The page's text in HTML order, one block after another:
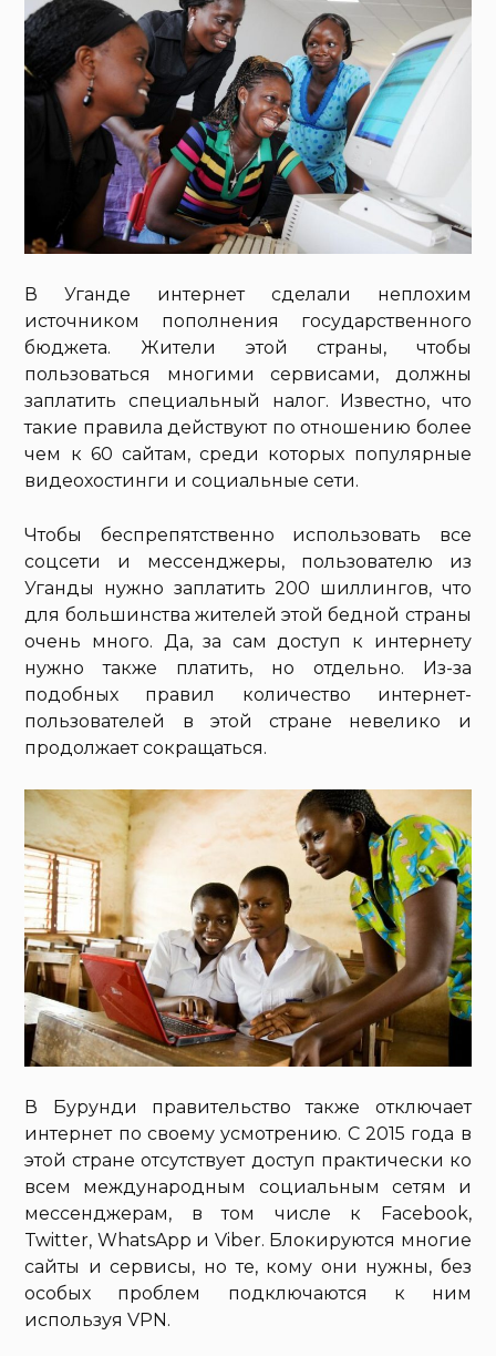
В Уганде интернет сделали неплохим
источником пополнения государственного
бюджета. Жители этой страны, чтобы
пользоваться многими сервисами, должны
заплатить специальный налог. Известно, что
такие правила действуют по отношению более
чем к 60 сайтам, среди которых популярные
видеохостинги и социальные сети.
Чтобы беспрепятственно использовать все
соцсети и мессенджеры, пользователю из
Уганды нужно заплатить 200 шиллингов, что
для большинства жителей этой бедной страны
очень много. Да, за сам доступ к интернету
нужно также платить, но отдельно. Из-за
подобных правил количество интернет-
пользователей в этой стране невелико и
продолжает сокращаться.
В Бурунди правительство также отключает
интернет по своему усмотрению. С 2015 года в
этой стране отсутствует доступ практически ко
всем международным социальным сетям и
мессенджерам, в том числе к Facebook,
Twitter, WhatsApp и Viber. Блокируются многие
сайты и сервисы, но те, кому они нужны, без
особых проблем подключаются к ним
используя VPN.